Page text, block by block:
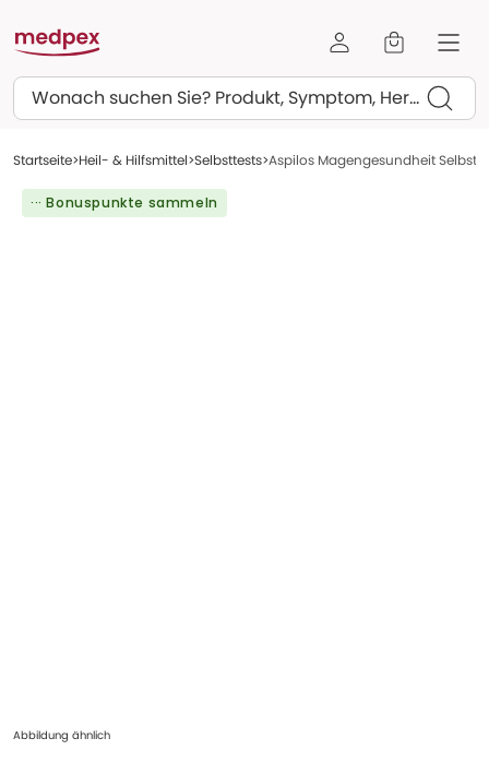
Suchen
Startseite Heil- & Hilfsmittel Selbsttests Aspilos Magengesundheit
··· Bonuspunkte sammeln
Abbildung ähnlich